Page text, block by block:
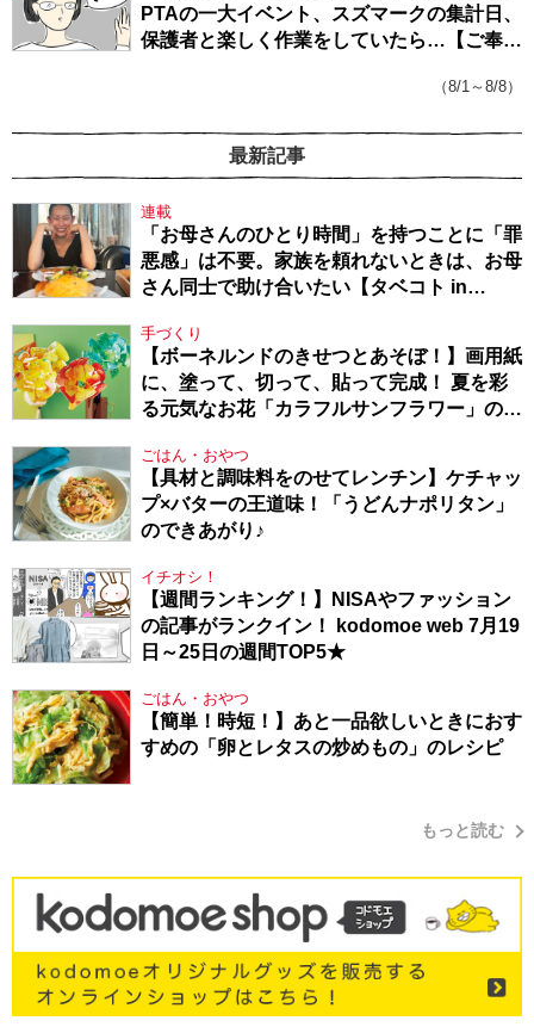
PTAの一大イベント、スズマークの集計日、
保護者と楽しく作業をしていたら…【ご奉仕
（8/1～8/8）
最新記事
連載
「お母さんのひとり時間」を持つことに「罪
悪感」は不要。家族を頼れないときは、お母
さん同士で助け合いたい【タベコト in
手づくり
【ボーネルンドのきせつとあそぼ！】画用紙
に、塗って、切って、貼って完成！ 夏を彩
る元気なお花「カラフルサンフラワー」の作
ごはん・おやつ
【具材と調味料をのせてレンチン】ケチャッ
プ×バターの王道味！「うどんナポリタン」
のできあがり♪
イチオシ！
【週間ランキング！】NISAやファッション
の記事がランクイン！ kodomoe web 7月19
日～25日の週間TOP5★
ごはん・おやつ
【簡単！時短！】あと一品欲しいときにおす
すめの「卵とレタスの炒めもの」のレシピ
もっと読む